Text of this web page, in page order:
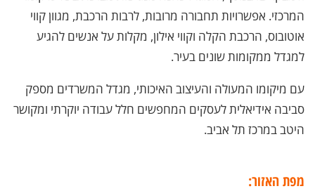
המרכזי. אפשרויות תחבורה מרובות, לרבות הרכבת, מגוון קווי
אוטובוס, הרכבת הקלה וקווי אילון, מקלות על אנשים להגיע
למגדל ממקומות שונים בעיר.
עם מיקומו המעולה והעיצוב האיכותי, מגדל המשרדים מספק
סביבה אידיאלית לעסקים המחפשים חלל עבודה יוקרתי ומקושר
היטב במרכז תל אביב.
מפת האזור: